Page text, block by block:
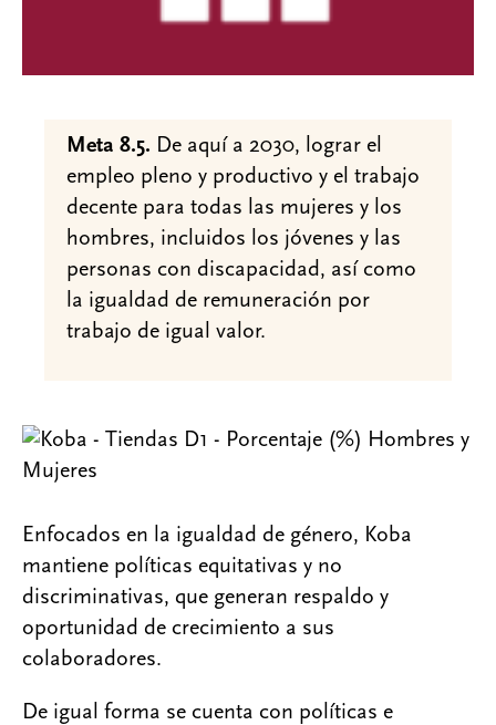
Meta 8.5. De aquí a 2030, lograr el
empleo pleno y productivo y el trabajo
decente para todas las mujeres y los
hombres, incluidos los jóvenes y las
personas con discapacidad, así como
la igualdad de remuneración por
trabajo de igual valor.
Enfocados en la igualdad de género, Koba
mantiene políticas equitativas y no
discriminativas, que generan respaldo y
oportunidad de crecimiento a sus
colaboradores.
De igual forma se cuenta con políticas e